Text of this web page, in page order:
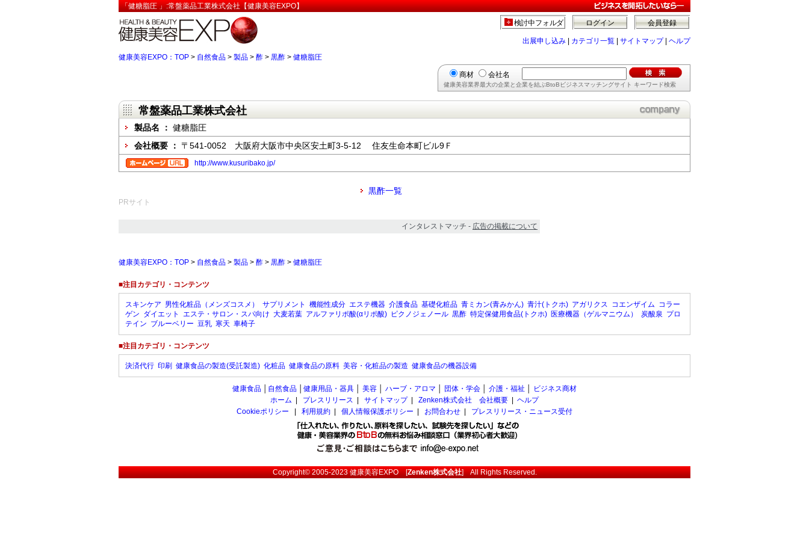
「健糖脂圧 」:常盤薬品工業株式会社【健康美容EXPO】
会員登録
ログイン
検討中フォルダ
出展申し込み カテゴリ一覧 サイトマップ| ヘルプ
健康美容EXPO：TOP > 自然食品 > 製品 > 酢 > 黒酢 > 健糖脂圧
商材 会社名
健康美容業界最大の企業と企業を結ぶBtoBビジネスマッチングサイト キーワード検索
常盤薬品工業株式会社
製品名 ： 健糖脂圧
会社概要 ： 〒541-0052 大阪府大阪市中央区安土町3-5-12 住友生命本町ビル9Ｆ
http://www.kusuribako.jp/
黒酢一覧
PRサイト
インタレストマッチ - 広告の掲載について
健康美容EXPO：TOP > 自然食品 > 製品 > 酢 > 黒酢 > 健糖脂圧
■注目カテゴリ・コンテンツ
スキンケア 男性化粧品（メンズコスメ） サプリメント 機能性成分 エステ機器 介護食品 基礎化粧品 青ミカン(青みかん) 青汁(トクホ) アガリクス コエンザイム コラー
ゲン ダイエット エステ・サロン・スパ向け 大麦若葉 アルファリポ酸(αリポ酸) ピクノジェノール 黒酢 特定保健用食品(トクホ) 医療機器（ゲルマニウム） 炭酸泉 プロ
テイン ブルーベリー 豆乳 寒天 車椅子
■注目カテゴリ・コンテンツ
決済代行 印刷 健康食品の製造(受託製造) 化粧品 健康食品の原料 美容・化粧品の製造 健康食品の機器設備
健康食品 自然食品 健康用品・器具 美容 ハーブ・アロマ 団体・学会 介護・福祉
ビジネス商材
ホーム
プレスリリース サイトマップ| Zenken株式会社 会社概要
ヘルプ
Cookieポリシー
利用規約 個人情報保護ポリシー お問合わせ プレスリリース・ニュース受付
Copyright© 2005-2023健康美容EXPO[Zenken株式会社] All Rights Reserved.